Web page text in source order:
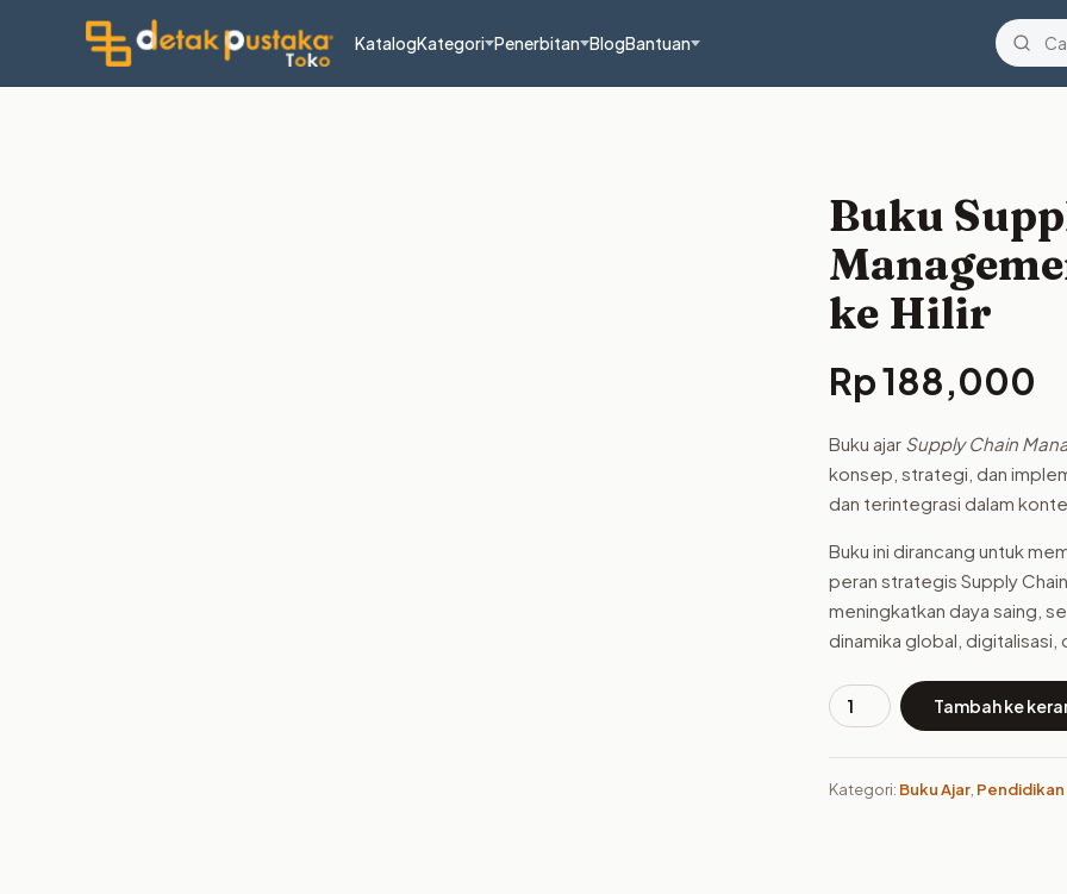
KatalogKategori Penerbitan BlogBantuan
Buku
ke Hilir
Rp188,000
Buku ajar Supply Chain
konsep, strategi, dan
dan terintegrasi dalam
Buku ini dirancang untuk
peran strategis Supply
meningkatkan daya saing,
dinamika global, digitalisasi,
Kuantitas
Chain
Tambah ke
Kategori: Buku Ajar